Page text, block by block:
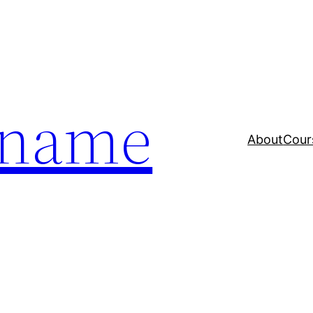
About